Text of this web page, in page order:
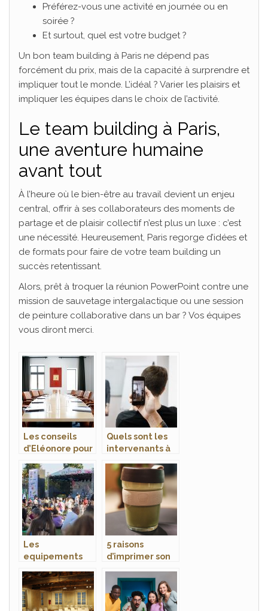
Préférez-vous une activité en journée ou en
soirée ?
Et surtout, quel est votre budget ?
Un bon team building à Paris ne dépend pas
forcément du prix, mais de la capacité à surprendre et
impliquer tout le monde. L’idéal ? Varier les plaisirs et
impliquer les équipes dans le choix de l’activité.
Le team building à Paris,
une aventure humaine
avant tout
À l’heure où le bien-être au travail devient un enjeu
central, offrir à ses collaborateurs des moments de
partage et de plaisir collectif n’est plus un luxe : c’est
une nécessité. Heureusement, Paris regorge d’idées et
de formats pour faire de votre team building un
succès retentissant.
Alors, prêt à troquer la réunion PowerPoint contre une
mission de sauvetage intergalactique ou une session
de peinture collaborative dans un bar ? Vos équipes
vous diront merci.
Les conseils
d’Eléonore pour
séminaire
Quels sont les
intervenants à
séminaire
d’entreprise ?
Les
equipements
essentiels lors
de
l’organisation
5 raisons
d’imprimer son
gobelet